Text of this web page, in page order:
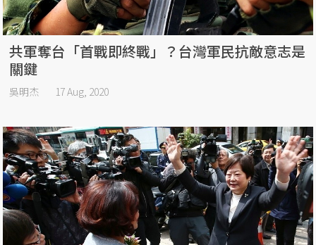
共軍奪台「首戰即終戰」？台灣軍民抗敵意志是
關鍵
吳明杰 17 Aug, 2020